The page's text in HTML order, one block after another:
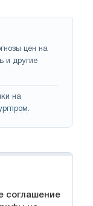
цен на
и другие
на
.
соглашение